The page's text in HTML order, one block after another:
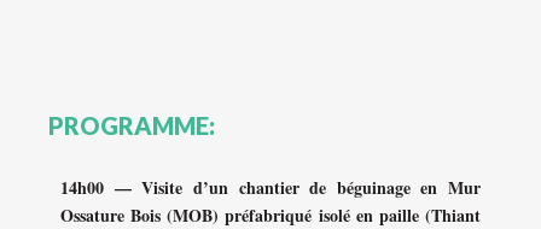
PROGRAMME:
14h00 — Visite d’un chantier de béguinage en Mur
Ossature Bois (MOB) préfabriqué isolé en paille (Thiant